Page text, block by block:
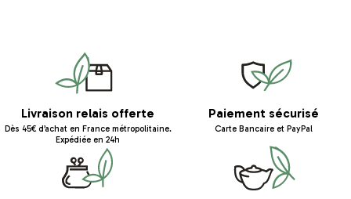
Livraison relais offerte
Dès 45€ d’achat en France métropolitaine.
Expédiée en 24h
Paiement sécurisé
Carte Bancaire et PayPal